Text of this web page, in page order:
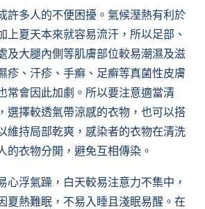
許多人的不便困擾。氣候溼熱有利於
上夏天本來就容易流汗，所以足部、
及大腿內側等肌膚部位較易潮濕及滋
疹、汗疹、手癬、足癬等真菌性皮膚
常會因此加劇。所以要注意適當清
選擇較透氣帶涼感的衣物，也可以搭
維持局部乾爽，感染者的衣物在清洗
的衣物分開，避免互相傳染。
心浮氣躁，白天較易注意力不集中，
夏熱難眠，不易入睡且淺眠易醒。在